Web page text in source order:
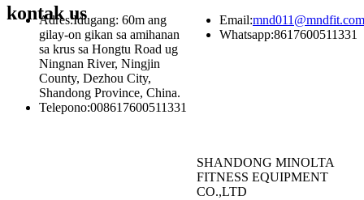
kontakus
Adres:Idugang: 60m ang
gilay-on gikan sa amihanan
sa krus sa Hongtu Road ug
Ningnan River, Ningjin
County, Dezhou City,
Shandong Province, China.
Telepono:008617600511331
Email:mnd011@mndfit.com
Whatsapp:8617600511331
SHANDONG MINOLTA
FITNESS EQUIPMENT
CO.,LTD